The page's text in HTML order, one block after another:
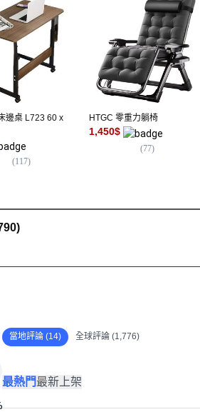
邊桌 L723 60 x
(117)
HTGC 零重力躺椅
1,450$
(77)
)
當地評論 (14) 全球評論 (1,776)
最熱門最新上架